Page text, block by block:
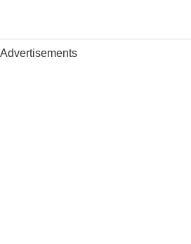
content
Advertisements